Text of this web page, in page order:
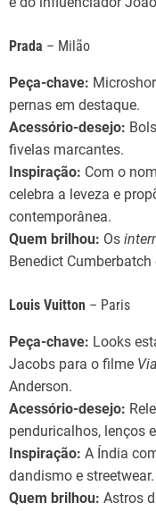
Prada – Milão
Peça-chave:
pernas em destaque.
Acessório-desejo:
fivelas marcantes.
Inspiração: Com o
celebra a leveza e
contemporânea.
Quem brilhou: Os
Benedict Cumberbatch
Louis Vuitton – Paris
Peça-chave: Looks
Jacobs para o filme
Anderson.
Acessório-desejo:
penduricalhos, lenços
Inspiração: A Índia
dandismo e streetwear.
Quem brilhou: Astros